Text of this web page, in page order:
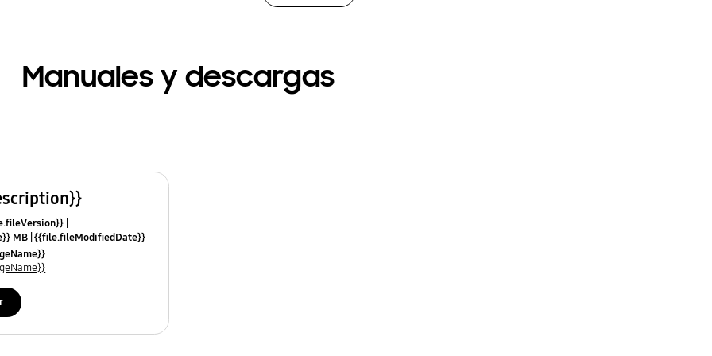
Manuales y descargas
MB {{file.fileModifiedDate}}